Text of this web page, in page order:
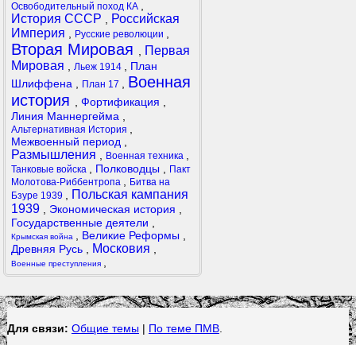
Освободительный поход КА
История СССР
Российская
Империя
Русские революции
Вторая Мировая
Первая
Мировая
Льеж 1914
План
Шлиффена
План 17
Военная
история
Фортификация
Линия Маннергейма
Альтернативная История
Межвоенный период
Размышления Военная техника
Танковые войска Полководцы
Пакт
Молотова-Риббентропа
Битва на
Бзуре 1939
Польская кампания
1939
Экономическая история
Государственные деятели
Крымская война Великие Реформы
Древняя Русь
Московия
Военные преступления
Для связи: Общие темы | По теме ПМВ.